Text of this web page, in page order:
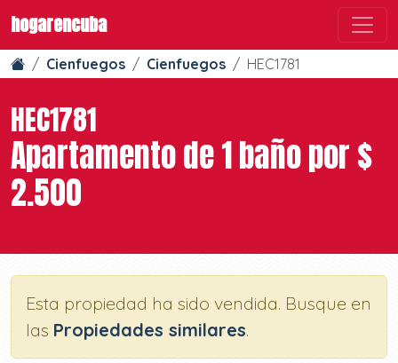
hogarencuba
Cienfuegos Cienfuegos HEC1781
HEC1781
Apartamento de 1 baño por $
2.500
Esta propiedad ha sido vendida. Busque en
las Propiedades similares.